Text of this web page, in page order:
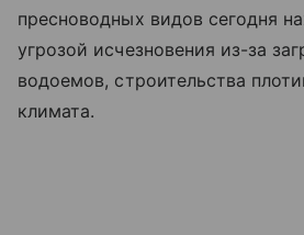
пресноводных видов сегодня
угрозой исчезновения из-за
водоемов, строительства
климата.